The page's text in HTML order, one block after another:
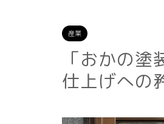
産業
「おかの
仕上げへの